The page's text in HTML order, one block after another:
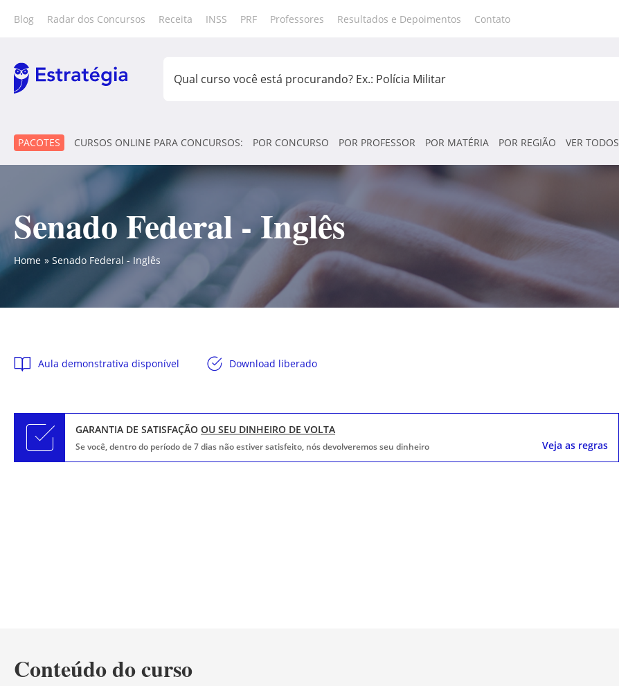
Blog Radar dos Concursos Receita INSS PRF Professores Resultados e Depoimentos Contato
PACOTES CURSOS ONLINE PARA CONCURSOS: POR CONCURSO POR PROFESSOR POR MATÉRIA POR REGIÃO VER TODOS
Senado Federal - Inglês
Home Senado Federal - Inglês
Aula demonstrativa disponível Download liberado
GARANTIA DE SATISFAÇÃOOU SEU DINHEIRO DE VOLTA
Se você, dentro do período de 7 dias não estiver satisfeito, nós devolveremos seu dinheiro Veja as regras
Conteúdo do curso